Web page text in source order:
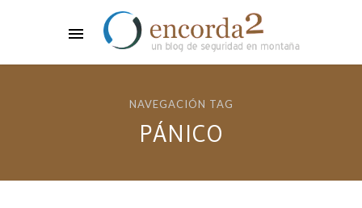
NAVEGACIÓN TAG
PÁNICO